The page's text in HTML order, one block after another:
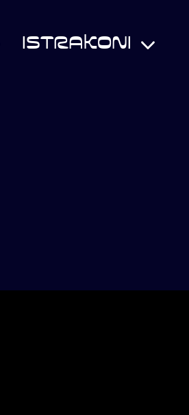
ISTRAKONI